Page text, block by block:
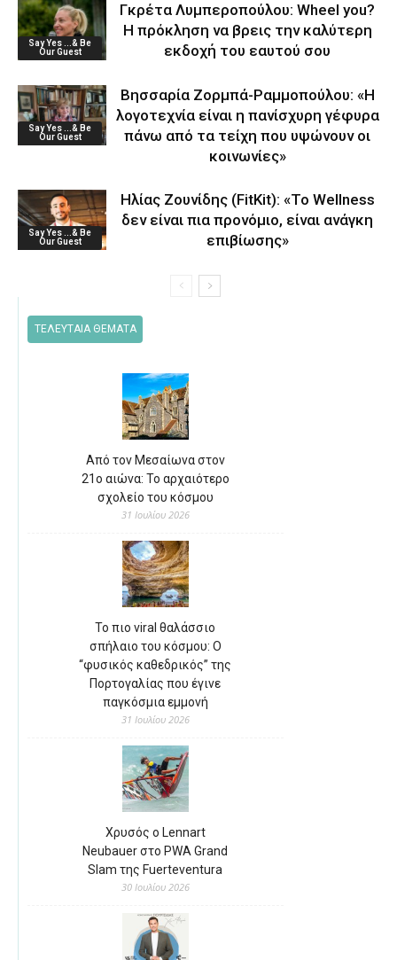
Say Yes ...& Be
Our Guest
Γκρέτα Λυμπεροπούλου: Wheel you?
Η πρόκληση να βρεις την καλύτερη
εκδοχή του εαυτού σου
Say Yes ...& Be
Our Guest
Βησσαρία Ζορμπά-Ραμμοπούλου: «Η
λογοτεχνία είναι η πανίσχυρη γέφυρα
πάνω από τα τείχη που υψώνουν οι
κοινωνίες»
Say Yes ...& Be
Our Guest
Ηλίας Ζουνίδης (FitKit): «Το Wellness
δεν είναι πια προνόμιο, είναι ανάγκη
επιβίωσης»
ΤΕΛΕΥΤΑΙΑ ΘΕΜΑΤΑ
Από τον Μεσαίωνα στον
21ο αιώνα: Το αρχαιότερο
σχολείο του κόσμου
31 Ιουλίου 2026
Το πιο viral θαλάσσιο
σπήλαιο του κόσμου: Ο
“φυσικός καθεδρικός” της
Πορτογαλίας που έγινε
παγκόσμια εμμονή
31 Ιουλίου 2026
Χρυσός ο Lennart
Neubauer στο PWA Grand
Slam της Fuerteventura
30 Ιουλίου 2026